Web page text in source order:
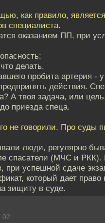
как правило, является
специалиста.
оказанием ПП, при
делать.
пробита артерия -
действия.
А твоя задача, или
приезда спеца.
не говорили. Про суды
люди, регулярно
спасатели (МЧС и РКК).
при успешной сдаче
который дает право
зищиту в суде.